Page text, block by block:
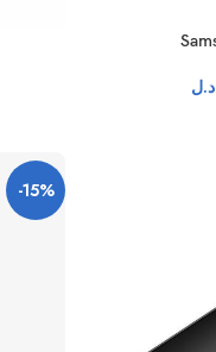
د.ل
-15%